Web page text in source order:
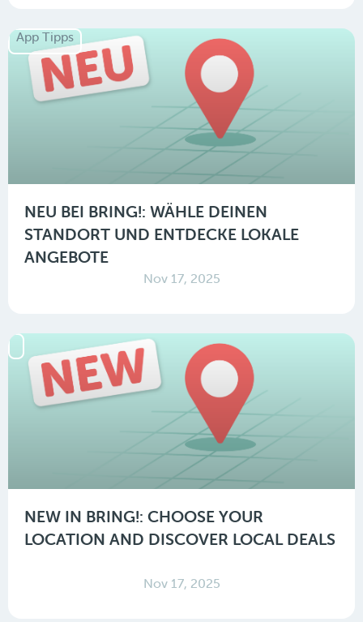
App Tipps
NEU BEI BRING!: WÄHLE DEINEN
STANDORT UND ENTDECKE LOKALE
ANGEBOTE
Nov 17, 2025
NEW IN BRING!: CHOOSE YOUR
LOCATION AND DISCOVER LOCAL DEALS
Nov 17, 2025